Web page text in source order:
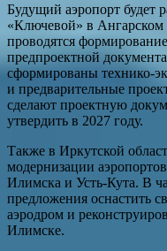
Будущий аэропорт будет
«Ключевой» в Ангарском
проводятся
предпроектной
сформированы технико-
и предварительные
сделают проектную
утвердить в 2027 году.
Также в Иркутской
модернизации
Илимска и Усть-Кута. В
предложения оснастить
аэродром и
Илимске.